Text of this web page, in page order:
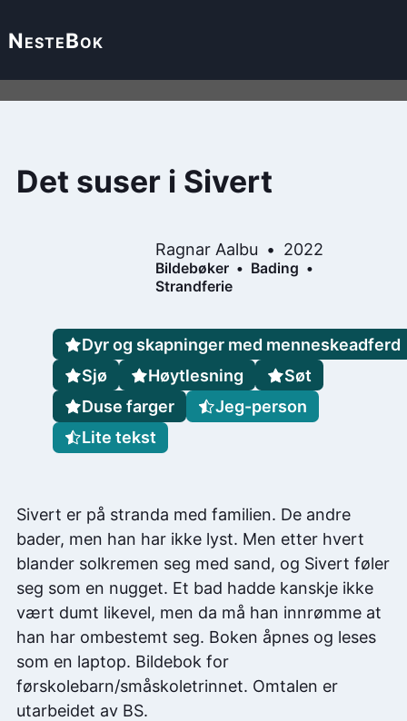
NesteBok
Det suser i Sivert
Ragnar Aalbu 2022
Bildebøker
Bading
Strandferie
Sivert er på stranda med familien. De andre
bader, men han har ikke lyst. Men etter hvert
blander solkremen seg med sand, og Sivert føler
seg som en nugget. Et bad hadde kanskje ikke
vært dumt likevel, men da må han innrømme at
han har ombestemt seg. Boken åpnes og leses
som en laptop. Bildebok for
førskolebarn/småskoletrinnet. Omtalen er
utarbeidet av BS.
Dyr og skapninger med menneskeadferd
Sjø
Høytlesning
Søt
Duse farger
Jeg-person
Lite tekst